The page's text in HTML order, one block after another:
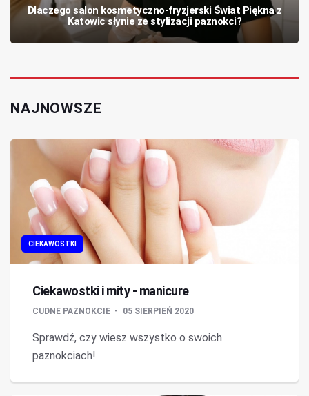
Dlaczego salon kosmetyczno‑fryzjerski Świat Piękna z
Katowic słynie ze stylizacji paznokci?
NAJNOWSZE
CIEKAWOSTKI
Ciekawostki i mity - manicure
CUDNE PAZNOKCIE 05 SIERPIEŃ 2020
Sprawdź, czy wiesz wszystko o swoich
paznokciach!